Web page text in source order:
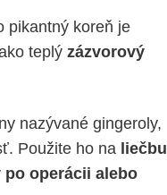
pikantný koreň je
teplý zázvorový
nazývané gingeroly,
Použite ho na liečbu
po operácii alebo